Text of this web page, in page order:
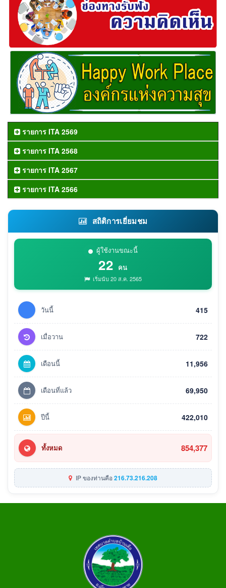
รายการ ITA 2569
รายการ ITA 2568
รายการ ITA 2567
รายการ ITA 2566
สถิติการเยี่ยมชม
ผู้ใช้งานขณะนี้
22 คน
เริ่มนับ 20 ส.ค. 2565
วันนี้ 415
เมื่อวาน 722
เดือนนี้ 11,956
เดือนที่แล้ว 69,950
ปีนี้ 422,010
ทั้งหมด 854,377
IP ของท่านคือ216.73.216.208